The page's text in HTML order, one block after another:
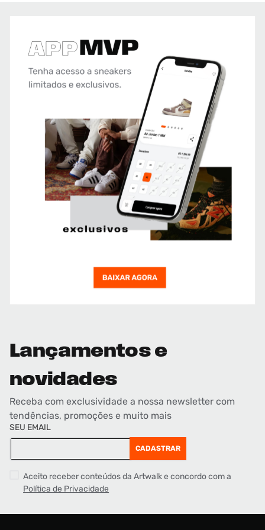
Lançamentos e
novidades
Receba com exclusividade a nossa newsletter com
tendências, promoções e muito mais
SEU EMAIL
CADASTRAR
Aceito receber conteúdos da Artwalk e concordo com a
Política de Privacidade